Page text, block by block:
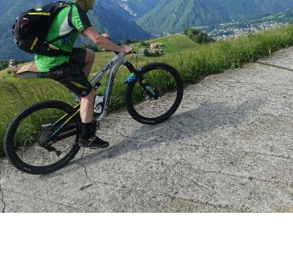
segnavia 245. Prima diBratte, frazione di
il fondovalle e riguadagnare metri
spalle il paese torniamo in breve tempo al
della Chiesa di San Bernardino.